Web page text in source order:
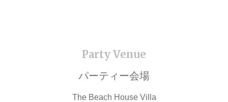
パーティー会場
The Beach House Villa